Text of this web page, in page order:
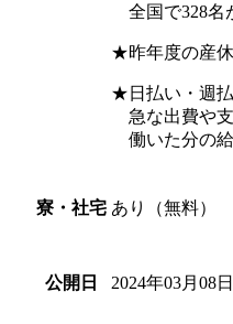
全国で328名
★昨年度の産休
★日払い・週払
急な出費や支
働いた分の給
寮・社宅 あり（無料）
公開日 2024年03月08日